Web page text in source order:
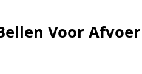
Voor Afvoer